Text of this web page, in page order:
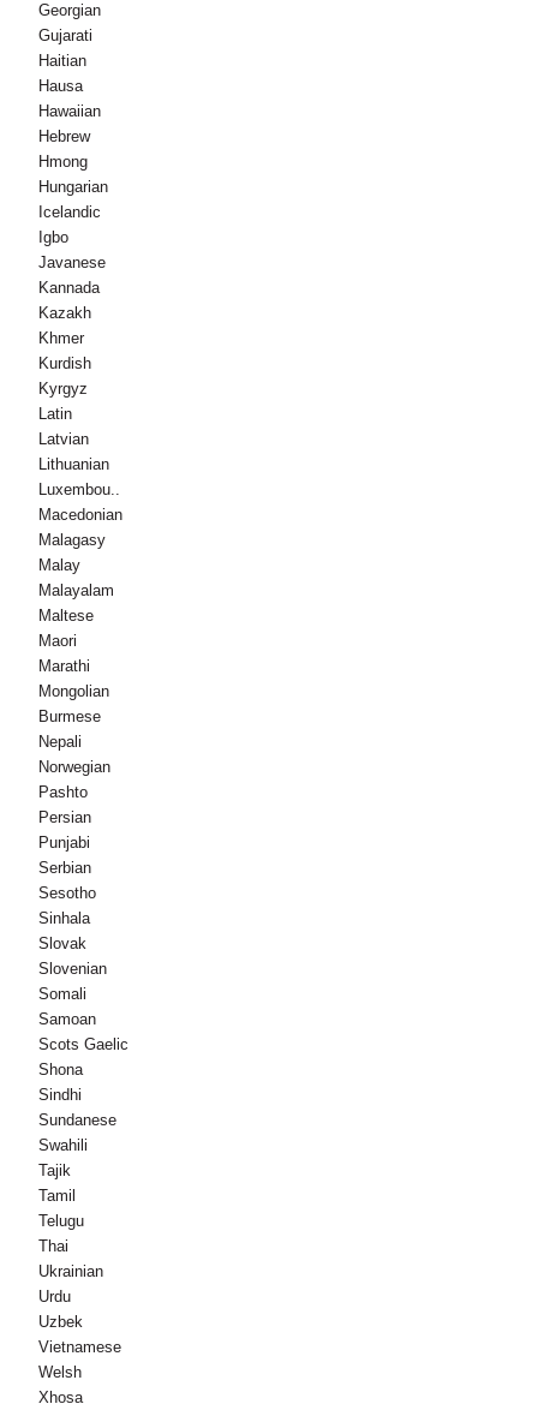
Georgian
Gujarati
Haitian
Hausa
Hawaiian
Hebrew
Hmong
Hungarian
Icelandic
Igbo
Javanese
Kannada
Kazakh
Khmer
Kurdish
Kyrgyz
Latin
Latvian
Lithuanian
Luxembou..
Macedonian
Malagasy
Malay
Malayalam
Maltese
Maori
Marathi
Mongolian
Burmese
Nepali
Norwegian
Pashto
Persian
Punjabi
Serbian
Sesotho
Sinhala
Slovak
Slovenian
Somali
Samoan
Scots Gaelic
Shona
Sindhi
Sundanese
Swahili
Tajik
Tamil
Telugu
Thai
Ukrainian
Urdu
Uzbek
Vietnamese
Welsh
Xhosa